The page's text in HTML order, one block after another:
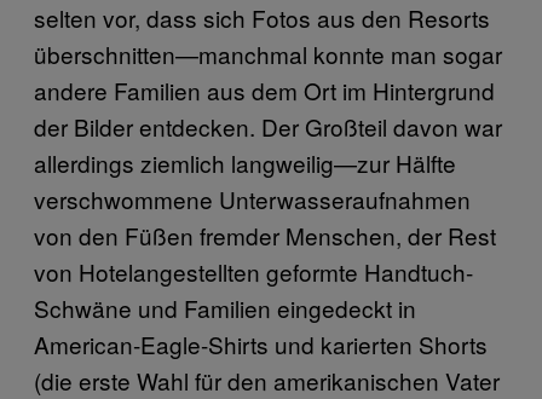
selten vor, dass sich Fotos aus den Resorts
überschnitten—manchmal konnte man sogar
andere Familien aus dem Ort im Hintergrund
der Bilder entdecken. Der Großteil davon war
allerdings ziemlich langweilig—zur Hälfte
verschwommene Unterwasseraufnahmen
von den Füßen fremder Menschen, der Rest
von Hotelangestellten geformte Handtuch-
Schwäne und Familien eingedeckt in
American-Eagle-Shirts und karierten Shorts
(die erste Wahl für den amerikanischen Vater